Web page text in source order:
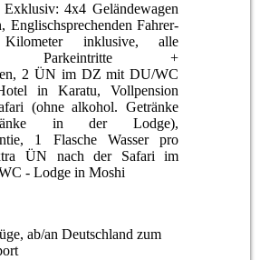
4x4 Geländewagen
Englischsprechenden Fahrer-
inklusive, alle
Parkeintritte +
2 ÜN im DZ mit DU/WC
in Karatu, Vollpension
(ohne alkohol. Getränke
in der Lodge),
1 Flasche Wasser pro
ÜN nach der Safari im
- Lodge in Moshi
ab/an Deutschland zum